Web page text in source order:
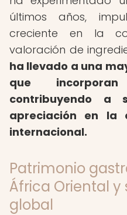
últimos años,
creciente en la
valoración de
ha llevado a una
que
contribuyendo a
apreciación en la
internacional.
Patrimonio
África Oriental y
global